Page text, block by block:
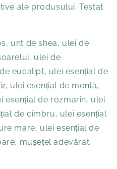
ale produsului. Testat
unt de shea, ulei de
ulei de
eucalipt, ulei esențial de
ulei esențial de mentă,
esențial de rozmarin, ulei
de cimbru, ulei esențial
mare, ulei esențial de
mușețel adevărat,